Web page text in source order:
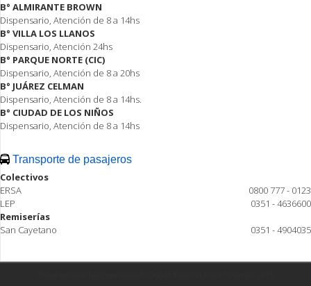
B° ALMIRANTE BROWN
Dispensario, Atención de 8 a 14hs
B° VILLA LOS LLANOS
Dispensario, Atención 24hs
B° PARQUE NORTE (CIC)
Dispensario, Atención de 8 a 20hs
B° JUÁREZ CELMAN
Dispensario, Atención de 8 a 14hs.
B° CIUDAD DE LOS NIÑOS
Dispensario, Atención de 8 a 14hs
Transporte de pasajeros
Colectivos
ERSA
0800 777 - 0123
LEP
0351 - 4636600
Remiserías
San Cayetano
0351 - 4904035